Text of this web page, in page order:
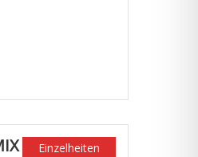
Einzelheiten